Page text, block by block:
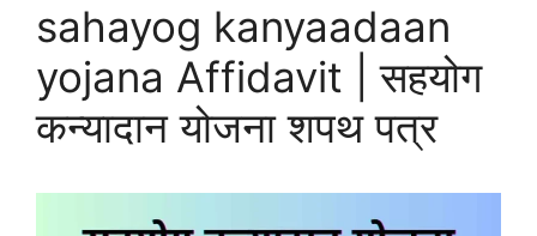
sahayog kanyaadaan
yojana Affidavit | सहयोग
कन्यादान योजना शपथ पत्र